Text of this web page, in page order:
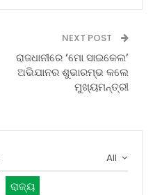
NEXT POST
ରାଜଧାନୀରେ ‘ମୋ ସାଇକେଲ’
ଅଭିଯାନର ଶୁଭାରମ୍ଭ କଲେ
ମୁଖ୍ୟମନ୍ତ୍ରୀ
All
ରାଜ୍ୟ